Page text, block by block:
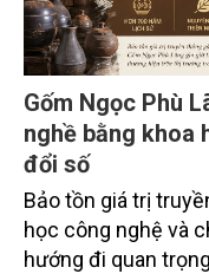
Gốm Ngọc Phù
nghề bằng khoa
đổi số
Bảo tồn giá trị
học công nghệ và
hướng đi quan